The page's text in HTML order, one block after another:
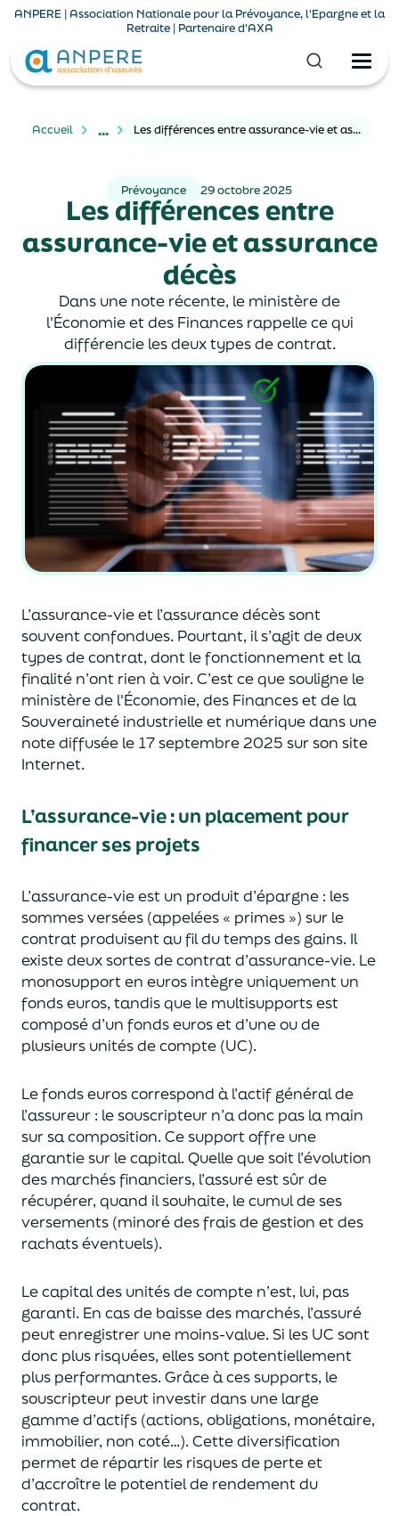
ANPERE | Association Nationale pour la Prévoyance, l'Epargne et la
Retraite | Partenaire d'AXA
Accueil ... Les différences entre assurance-vie et assurance décès
Prévoyance 29 octobre 2025
Les différences entre
assurance-vie et assurance
décès
Dans une note récente, le ministère de
l'Économie et des Finances rappelle ce qui
différencie les deux types de contrat.
L’assurance-vie et l’assurance décès sont
souventconfondues. Pourtant, il s’agit de deux
types de contrat, dont le fonctionnement et la
finalité n’ont rien à voir. C’est ce que souligne le
ministère de l'Économie, des Financeset de la
Souveraineté industrielle et numériquedans une
note diffusée le 17 septembre 2025 sur son site
Internet.
L’assurance-vie : un placement pour
financer ses projets
L’assurance-vie est un produit d’épargne : les
sommes versées (appelées « primes ») sur le
contrat produisent au fil du temps des gains. Il
existe deux sortesde contrat d’assurance-vie. Le
monosupport en euros intègre uniquement un
fonds euros, tandis que le multisupports est
composé d’un fonds euros et d’une ou de
plusieurs unités de compte (UC).
Le fonds euros correspond à l’actif général de
l’assureur : le souscripteur n’a donc pas la main
sur sa composition. Ce support offre une
garantie sur le capital. Quelle que soit l’évolution
des marchés financiers, l’assuré est sûr de
récupérer, quand il souhaite, le cumul de ses
versements (minoré des frais de gestion et des
rachats éventuels).
Le capital des unités de compte n’est, lui, pas
garanti. En casde baisse des marchés, l’assuré
peut enregistrer une moins-value. Si les UC sont
donc plus risquées, elles sont potentiellement
plus performantes. Grâce à ces supports, le
souscripteur peut investir dans une large
gamme d’actifs (actions, obligations, monétaire,
immobilier, non coté…). Cette diversification
permet de répartir les risques de perte et
d’accroître le potentielde rendement du
contrat.